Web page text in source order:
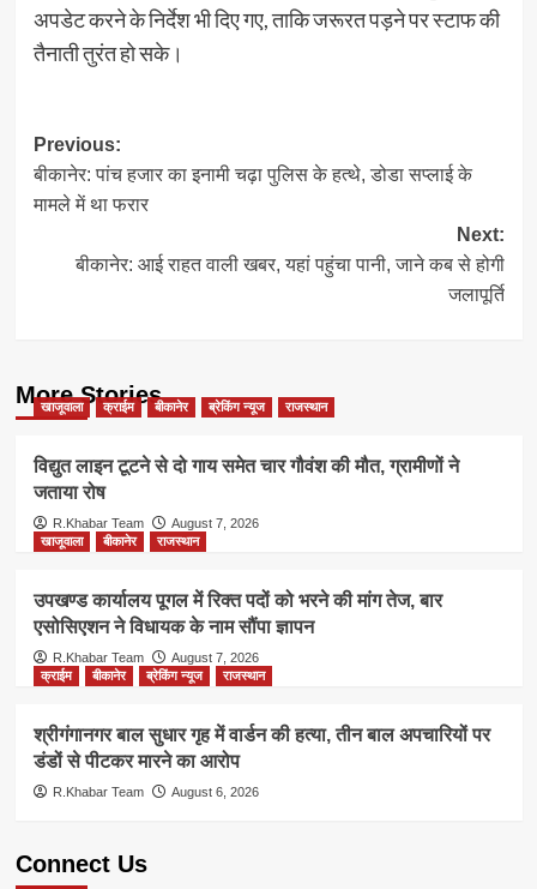
अपडेट करने के निर्देश भी दिए गए, ताकि जरूरत पड़ने पर स्टाफ की
तैनाती तुरंत हो सके।
Post
navigation
Previous:
बीकानेर: पांच हजार का इनामी चढ़ा पुलिस के हत्थे, डोडा सप्लाई के
मामले में था फरार
Next:
बीकानेर: आई राहत वाली खबर, यहां पहुंचा पानी, जाने कब से होगी
जलापूर्ति
More Stories
खाजूवाला क्राईम बीकानेर ब्रेकिंग न्यूज राजस्थान
विद्युत लाइन टूटने से दो गाय समेत चार गौवंश की मौत, ग्रामीणों ने
जताया रोष
R.Khabar Team
August 7, 2026
खाजूवाला
बीकानेर राजस्थान
उपखण्ड कार्यालय पूगल में रिक्त पदों को भरने की मांग तेज, बार
एसोसिएशन ने विधायक के नाम सौंपा ज्ञापन
R.Khabar Team
August 7, 2026
क्राईम
बीकानेर ब्रेकिंग न्यूज राजस्थान
श्रीगंगानगर बाल सुधार गृह में वार्डन की हत्या, तीन बाल अपचारियों पर
डंडों से पीटकर मारने का आरोप
R.Khabar Team August 6, 2026
Connect Us